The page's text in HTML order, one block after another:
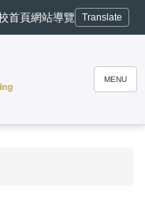
首頁網站導覽 Translate
MENU